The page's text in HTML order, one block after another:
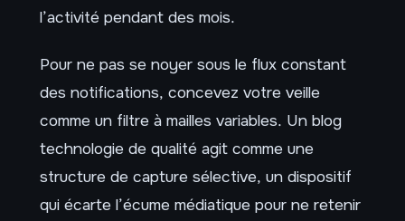
l’activité pendant des mois.
Pour ne pas se noyer sous le flux constant
des notifications, concevez votre veille
comme un filtre à mailles variables. Un blog
technologie de qualité agit comme une
structure de capture sélective, un dispositif
qui écarte l’écume médiatique pour ne retenir